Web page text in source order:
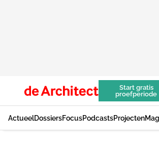
Start gratis
proefperiode
ActueelDossiersFocusPodcastsProjecten